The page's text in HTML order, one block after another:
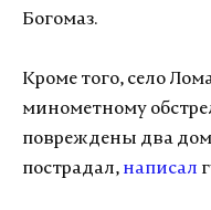
Богомаз.
Кроме того, село
минометному
повреждены два
пострадал, написал